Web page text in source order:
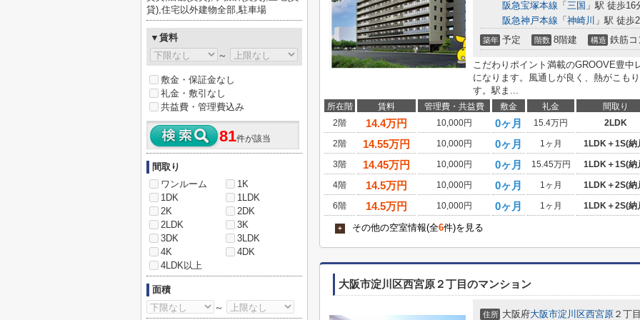
阪急宝塚本線 「 三国 」駅 徒歩16
阪急神戸本線 「 神崎川 」駅 徒歩
築年 予定 階数 8階建 構造 鉄筋コ
こだわりポイント満載のGROOVE豊
になります。風通しが良く、熱がこも
す。駅ま...
所在階 賃料 管理費・共益費 敷金 礼金
間取り
2階
14.4万円 10,000円 0ヶ月 15.4万円 2LDK
2階 14.55万円 10,000円 0ヶ月 1ヶ月 1LDK＋1S(納
3階 14.45万円 10,000円 0ヶ月 15.45万円 1LDK＋1S(納
4階 14.5万円 10,000円 0ヶ月 1ヶ月 1LDK＋2S(納
6階 14.5万円 10,000円 0ヶ月 1ヶ月 1LDK＋2S(納
+ その他の空室情報(全6件)を見る
大阪市淀川区西宮原２丁目のマンション
住所 大阪府大阪市淀川区西宮原 ２丁
貸),住宅以外建物全部,駐車場
▼賃料
～
敷金・保証金なし
礼金・敷引なし
共益費・管理費込み
81件が該当
間取り
ワンルーム
1K
1DK
1LDK
2K
2DK
2LDK
3K
3DK
3LDK
4K
4DK
4LDK以上
面積
～